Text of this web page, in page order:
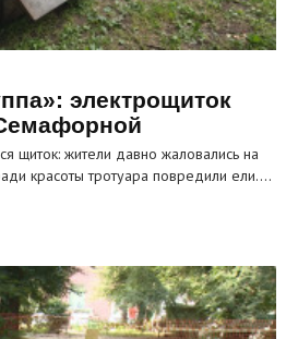
электрощиток
щиток: жители давно жаловались на
красоты тротуара повредили ели.…